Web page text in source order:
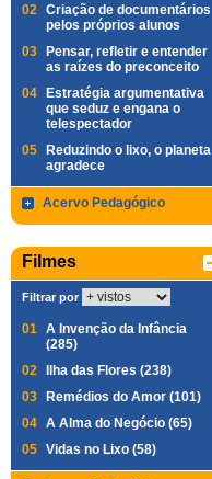
02 Criação de documentários
pelos próprios alunos
03
Pensar, refletir e entender
as raízes do preconceito
04
Estratégia argumentativa
que seduz e engana o
telespectador
05
Reduzindo o lixo, o planeta
agradece
Acervo Pedagógico
Filmes
Filtrar por
01 A Invenção da Infância
(285)
02
Ilha das Flores (238)
03
Remédios do Amor (101)
04 A Alma do Negócio (65)
05 Vidas no Lixo (58)